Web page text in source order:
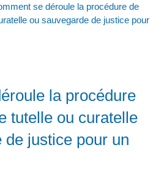
se déroule la procédure de
ou sauvegarde de justice pour
la procédure
tutelle ou curatelle
de justice pour un